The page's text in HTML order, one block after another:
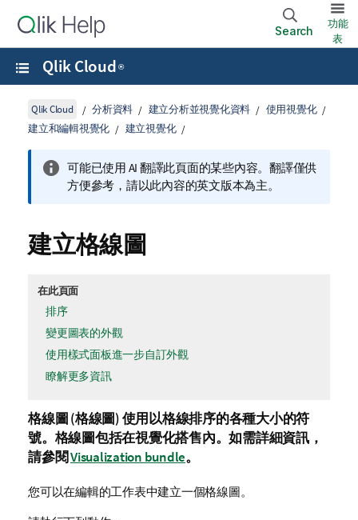
Search
功能
表
Qlik Cloud ®
Qlik Cloud 分析資料 建立分析並視覺化資料
使用視覺化
建立和編輯視覺化
建立視覺化
可能已使用 AI 翻譯此頁面的某些內容。翻譯僅供
方便參考，請以此內容的英文版本為主。
建立格線圖
在此頁面
排序
變更圖表的外觀
使用樣式面板進一步自訂外觀
瞭解更多資訊
格線圖 (格線圖) 使用以格線排序的各種大小的符
號。 格線圖包括在視覺化搭售內。如需詳細資訊，
請參閱Visualization bundle。
您可以在編輯的工作表中建立一個格線圖。